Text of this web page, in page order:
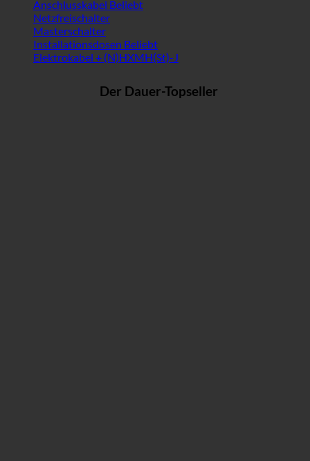
Anschlusskabel
Netzfreischalter
Masterschalter
Installationsdosen
Elektrokabel + (N)HXMH(St)-J
Der Dauer-Topseller